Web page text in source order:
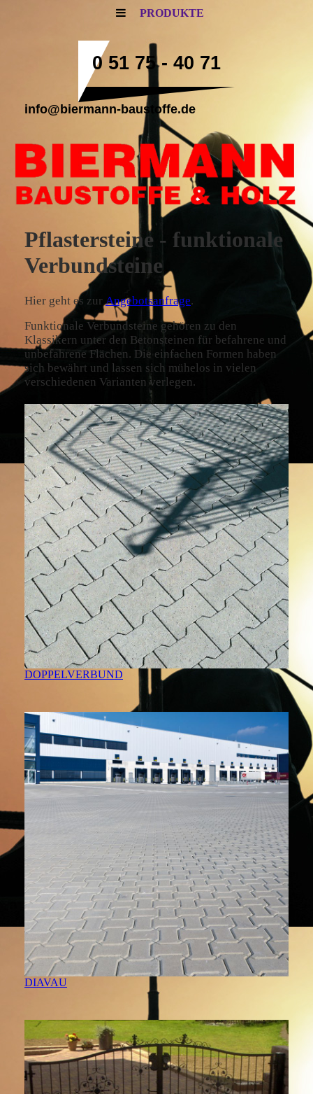
PRODUKTE
0 51 75 - 40 71
info@biermann-baustoffe.de
Pflastersteine - funktionale
Verbundsteine
Hier geht es zurAngebotsanfrage.
Funktionale Verbundsteine gehören zu den
Klassikern unter den Betonsteinen für befahrene und
unbefahrene Flächen. Die einfachen Formen haben
sich bewährt und lassen sich mühelos in vielen
verschiedenen Varianten verlegen.
DOPPELVERBUND
DIAVAU